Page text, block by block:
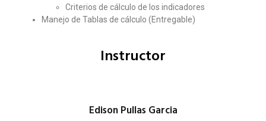
Criterios de cálculo de los indicadores
Manejo de Tablas de cálculo (Entregable)
Instructor
Edison Pullas Garcia